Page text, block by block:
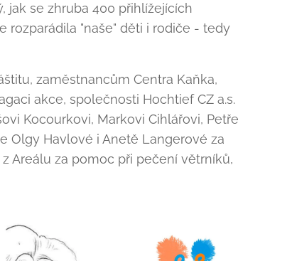
jak se zhruba 400 přihlížejících
rozparádila "naše" děti i rodiče - tedy
zaměstnancům Centra Kaňka,
akce, společnosti Hochtief CZ a.s.
Kocourkovi, Markovi Cihlářovi, Petře
Olgy Havlové i Anetě Langerové za
Areálu za pomoc při pečení větrníků,